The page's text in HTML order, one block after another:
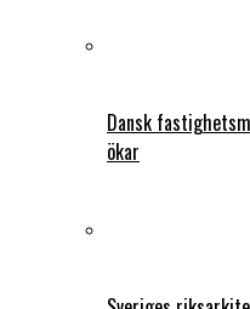
Dansk
ökar